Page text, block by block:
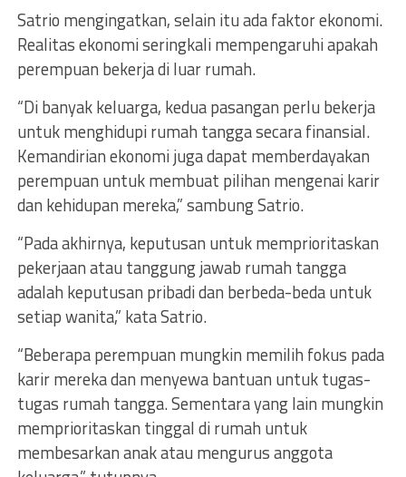
Satrio mengingatkan, selain itu ada faktor ekonomi.
Realitas ekonomi seringkali mempengaruhi apakah
perempuan bekerja di luar rumah.
“Di banyak keluarga, kedua pasangan perlu bekerja
untuk menghidupi rumah tangga secara finansial.
Kemandirian ekonomi juga dapat memberdayakan
perempuan untuk membuat pilihan mengenai karir
dan kehidupan mereka,” sambung Satrio.
“Pada akhirnya, keputusan untuk memprioritaskan
pekerjaan atau tanggung jawab rumah tangga
adalah keputusan pribadi dan berbeda-beda untuk
setiap wanita,” kata Satrio.
“Beberapa perempuan mungkin memilih fokus pada
karir mereka dan menyewa bantuan untuk tugas-
tugas rumah tangga. Sementara yang lain mungkin
memprioritaskan tinggal di rumah untuk
membesarkan anak atau mengurus anggota